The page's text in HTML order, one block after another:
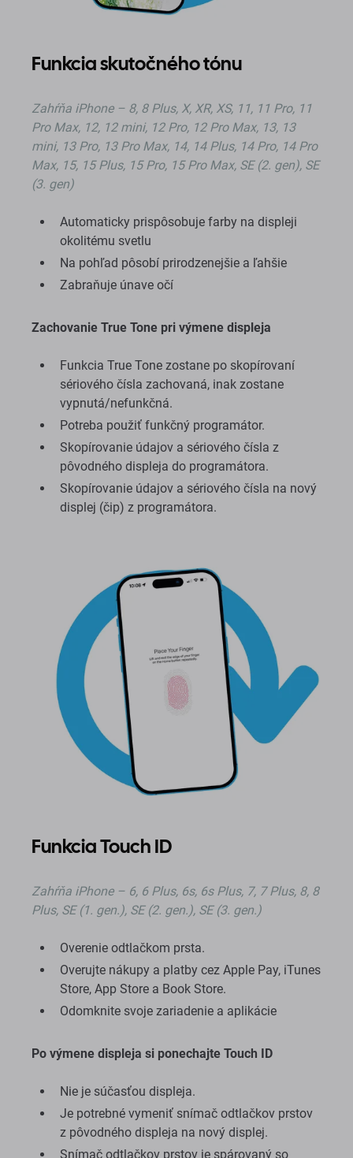
Funkcia skutočného tónu
Zahŕňa iPhone – 8, 8 Plus, X, XR, XS, 11, 11 Pro, 11
Pro Max, 12, 12 mini, 12 Pro, 12 Pro Max, 13, 13
mini, 13 Pro, 13 Pro Max, 14, 14 Plus, 14 Pro, 14 Pro
Max, 15, 15 Plus, 15 Pro, 15 Pro Max, SE (2. gen), SE
(3. gen)
Automaticky prispôsobuje farby na displeji
okolitému svetlu
Na pohľad pôsobí prirodzenejšie a ľahšie
Zabraňuje únave očí
Zachovanie True Tone pri výmene displeja
Funkcia True Tone zostane po skopírovaní
sériového čísla zachovaná, inak zostane
vypnutá/nefunkčná.
Potreba použiť funkčný programátor.
Skopírovanie údajov a sériového čísla z
pôvodného displeja do programátora.
Skopírovanie údajov a sériového čísla na nový
displej (čip) z programátora.
Funkcia Touch ID
Zahŕňa iPhone – 6, 6 Plus, 6s, 6s Plus, 7, 7 Plus, 8, 8
Plus, SE (1. gen.), SE (2. gen.), SE (3. gen.)
Overenie odtlačkom prsta.
Overujte nákupy a platby cez Apple Pay, iTunes
Store, App Store a Book Store.
Odomknite svoje zariadenie a aplikácie
Po výmene displeja si ponechajte Touch ID
Nie je súčasťou displeja.
Je potrebné vymeniť snímač odtlačkov prstov
z pôvodného displeja na nový displej.
Snímač odtlačkov prstov je spárovaný so